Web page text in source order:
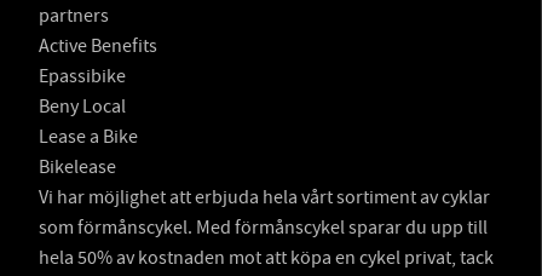
partners
Active Benefits
Epassibike
Beny Local
Lease a Bike
Bikelease
Vi har möjlighet att erbjuda hela vårt sortiment av cyklar
som förmånscykel. Med förmånscykel sparar du upp till
hela 50% av kostnaden mot att köpa en cykel privat, tack